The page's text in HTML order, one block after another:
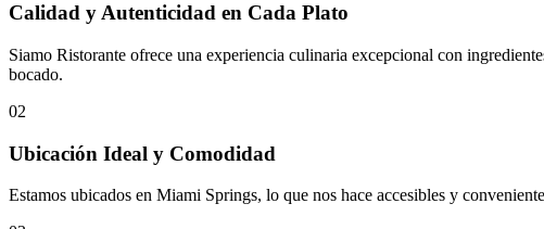
Calidad y Autenticidad en Cada Plato
Siamo Ristorante ofrece una experiencia culinaria excepcional con
bocado.
02
Ubicación Ideal y Comodidad
Estamos ubicados en Miami Springs, lo que nos hace accesibles y